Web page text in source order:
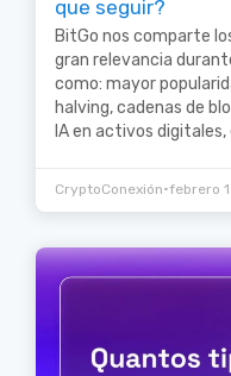
que seguir?
BitGo nos comparte
gran relevancia
como: mayor
halving, cadenas de
IA en activos
CryptoConexión•febrero